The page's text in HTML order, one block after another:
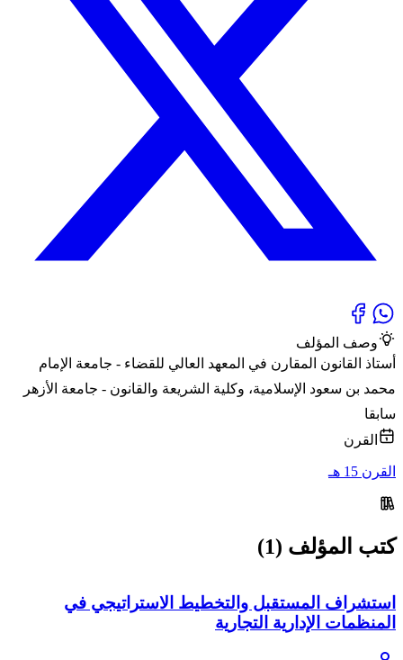
وصف المؤلف
أستاذ القانون المقارن في المعهد العالي للقضاء - جامعة الإمام
محمد بن سعود الإسلامية، وكلية الشريعة والقانون - جامعة الأزهر
سابقا
القرن
القرن 15 هـ
كتب المؤلف (1)
استشراف المستقبل والتخطيط الاستراتيجي في
المنظمات الإدارية التجارية